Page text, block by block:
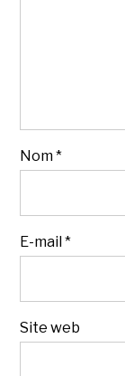
Nom*
E-mail*
Site web